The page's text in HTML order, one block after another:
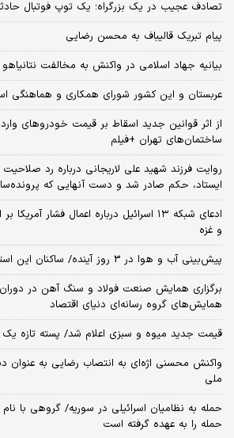
تصادف عجیب در یک بزرگراه؛ یک توپ فوتبال
پیام تبریک قالیباف به محسن رضایی
بیانیه جهاد اسلامی در واکنش به مخالفت نتانیاهو با ۱۵ بند
عربستان و این کشور شورای همکاری و هماهنگی
از اثر قوانین جدید اسقاط بر قیمت خودروهای
ساختمان‌های تهران +فیلم
روایت فرزند شهید علی لاریجانی درباره رد صلاحیت
ایستاد، حکم صادر شد و دست آنهایی که
ادعای شبکه ۱۳ اسرائیل درباره اعمال فشار
و غزه
پیش‌بینی آب و هوا در 3 روز آینده/ ساکنان این استان‌ها منتظر باران باشند
برگزاری همایش صنعت فولاد و سنگ آهن در
همایش‌های گروه رسانه‌ای دنیای اقتصاد
قیمت جدید میوه و سبزی اعلام شد/ پسته تازه
واکنش محسنی اژه‌ای به انتصاب رضایی به عنوان
ملی
حمله به نظامیان اسرائیلی در سوریه/ گروهی با
حمله را به عهده گرفته است